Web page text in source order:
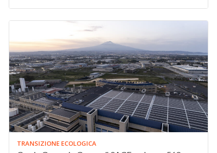
TRANSIZIONE ECOLOGICA